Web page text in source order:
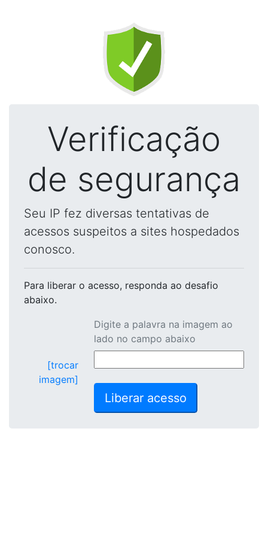
Verificação
de segurança
Seu IP fez diversas tentativas de
acessos suspeitos a sites hospedados
conosco.
Para liberar o acesso, responda ao desafio
abaixo.
[trocar
imagem]
Digite a palavra na imagem ao
lado no campo abaixo